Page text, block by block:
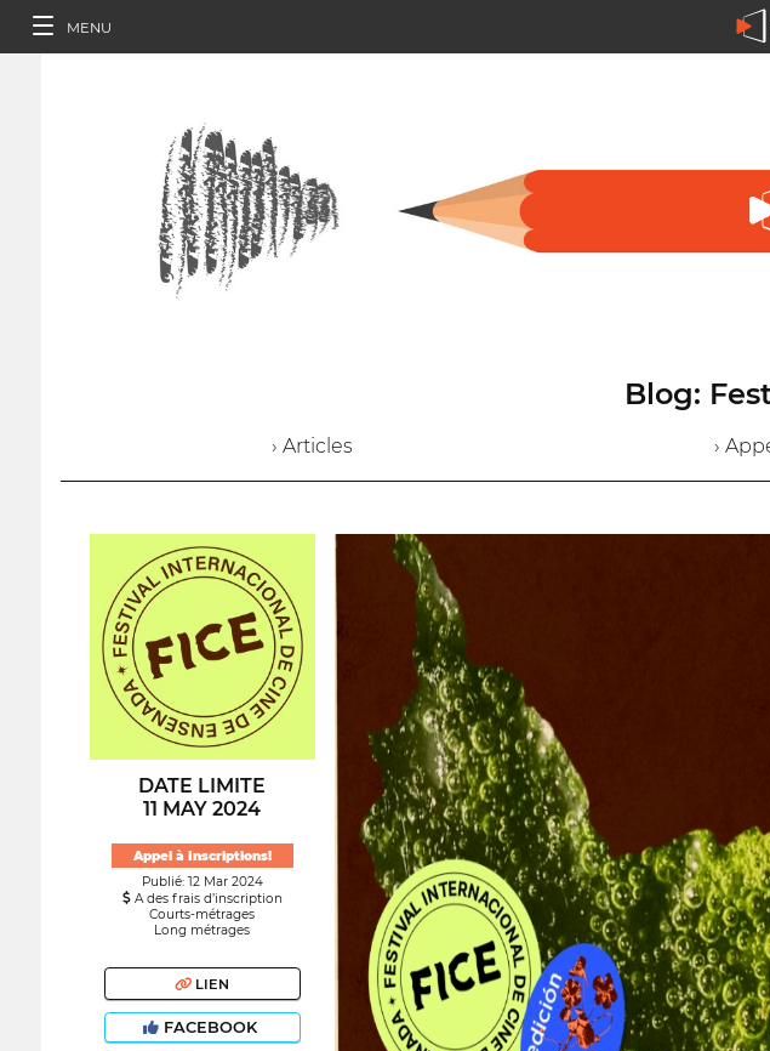
MENU
Blog:
› Articles ›
DATE LIMITE
11 MAY 2024
Appel à Inscriptions!
Publié: 12 Mar 2024
A des frais d’inscription
Courts-métrages
Long métrages
LIEN
FACEBOOK